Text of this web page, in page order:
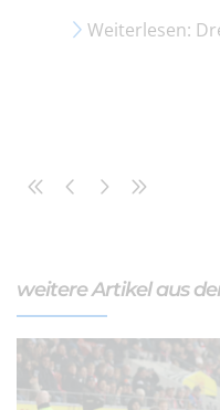
Weiterlesen:
weitere Artikel aus